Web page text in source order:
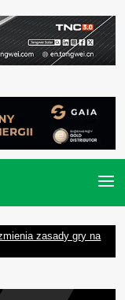
zasady gry na